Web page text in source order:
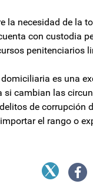
la necesidad de la
con custodia
penitenciarios
es una
cambian las
de corrupción
el rango o